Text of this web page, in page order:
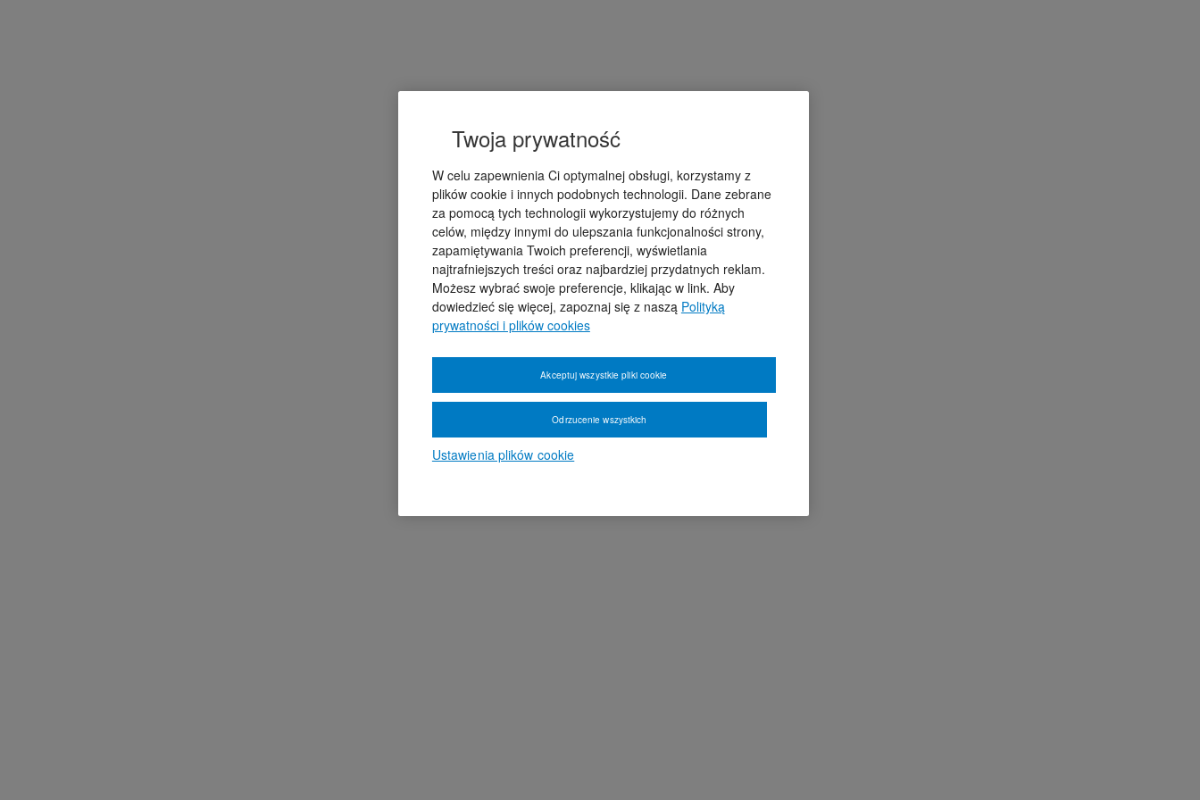
Twoja prywatność
W celu zapewnienia Ci optymalnej obsługi, korzystamy z
plików cookie i innych podobnych technologii. Dane zebrane
za pomocą tych technologii wykorzystujemy do różnych
celów, między innymi do ulepszania funkcjonalności strony,
zapamiętywania Twoich preferencji, wyświetlania
najtrafniejszych treści oraz najbardziej przydatnych reklam.
Możesz wybrać swoje preferencje, klikając w link. Aby
dowiedzieć się więcej, zapoznaj się z naszą Polityką
prywatności i plików cookies
Ustawienia plików cookie
Odrzucenie wszystkich
Akceptuj wszystkie pliki cookie